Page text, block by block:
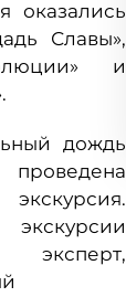
оказались
Славы»,
и
дождь